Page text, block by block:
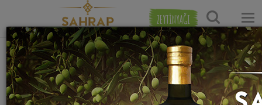
ZEYTİNYAĞI
Ana Sayfa Et Yemekleri Tarifleri Etli Sebze Yemeği